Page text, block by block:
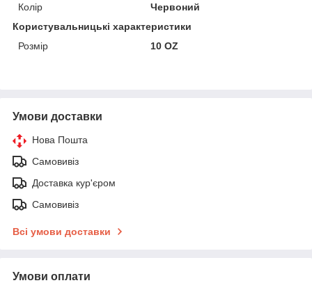
Колір
Червоний
Користувальницькі характеристики
Розмір
10 OZ
Умови доставки
Нова Пошта
Самовивіз
Доставка кур'єром
Самовивіз
Всі умови доставки
Умови оплати